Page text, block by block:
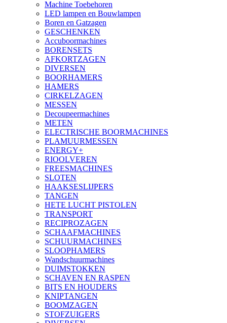
Machine Toebehoren
LED lampen en Bouwlampen
Boren en Gatzagen
GESCHENKEN
Accuboormachines
BORENSETS
AFKORTZAGEN
DIVERSEN
BOORHAMERS
HAMERS
CIRKELZAGEN
MESSEN
Decoupeermachines
METEN
ELECTRISCHE BOORMACHINES
PLAMUURMESSEN
ENERGY+
RIOOLVEREN
FREESMACHINES
SLOTEN
HAAKSESLIJPERS
TANGEN
HETE LUCHT PISTOLEN
TRANSPORT
RECIPROZAGEN
SCHAAFMACHINES
SCHUURMACHINES
SLOOPHAMERS
Wandschuurmachines
DUIMSTOKKEN
SCHAVEN EN RASPEN
BITS EN HOUDERS
KNIPTANGEN
BOOMZAGEN
STOFZUIGERS